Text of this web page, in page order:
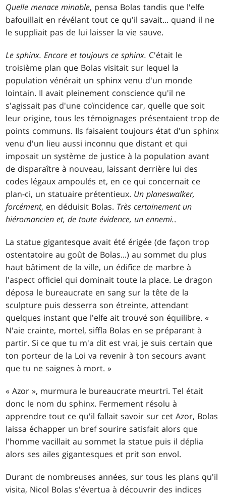
Quelle menace minable, pensa Bolas tandis que l'elfe
bafouillait en révélant tout ce qu'il savait... quand il ne
le suppliait pas de lui laisser la vie sauve.
Le sphinx. Encore et toujours ce sphinx. C'était le
troisième plan que Bolas visitait sur lequel la
population vénérait un sphinx venu d'un monde
lointain. Il avait pleinement conscience qu'il ne
s'agissait pas d'une coïncidence car, quelle que soit
leur origine, tous les témoignages présentaient trop de
points communs. Ils faisaient toujours état d'un sphinx
venu d'un lieu aussi inconnu que distant et qui
imposait un système de justice à la population avant
de disparaître à nouveau, laissant derrière lui des
codes légaux ampoulés et, en ce qui concernait ce
plan-ci, un statuaire prétentieux. Un planeswalker,
forcément, en déduisit Bolas. Très certainement un
hiéromancien et, de toute évidence, un ennemi..
La statue gigantesque avait été érigée (de façon trop
ostentatoire au goût de Bolas...) au sommet du plus
haut bâtiment de la ville, un édifice de marbre à
l'aspect officiel qui dominait toute la place. Le dragon
déposa le bureaucrate en sang sur la tête de la
sculpture puis desserra son étreinte, attendant
quelques instant que l'elfe ait trouvé son équilibre. «
N'aie crainte, mortel, siffla Bolas en se préparant à
partir. Si ce que tu m'a dit est vrai, je suis certain que
ton porteur de la Loi va revenir à ton secours avant
que tu ne saignes à mort. »
« Azor », murmura le bureaucrate meurtri. Tel était
donc le nom du sphinx. Fermement résolu à
apprendre tout ce qu'il fallait savoir sur cet Azor, Bolas
laissa échapper un bref sourire satisfait alors que
l'homme vacillait au sommet la statue puis il déplia
alors ses ailes gigantesques et prit son envol.
Durant de nombreuses années, sur tous les plans qu'il
visita, Nicol Bolas s'évertua à découvrir des indices